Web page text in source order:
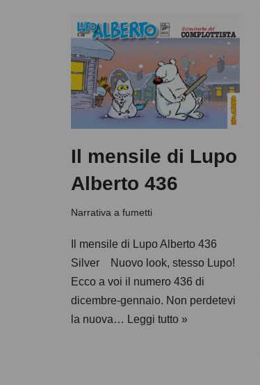
Il mensile di Lupo
Alberto 436
Narrativa a fumetti
Il mensile di Lupo Alberto 436
Silver Nuovo look, stesso Lupo!
Ecco a voi il numero 436 di
dicembre-gennaio. Non perdetevi
la nuova… Leggi tutto »